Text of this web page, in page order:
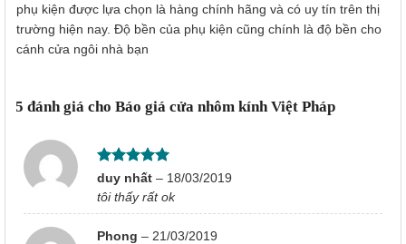
phụ kiện được lựa chọn là hàng chính hãng và có uy tín trên thị
trường hiện nay. Độ bền của phụ kiện cũng chính là độ bền cho
cánh cửa ngôi nhà bạn
15 đánh giá cho Báo giá cửa nhôm kính Việt Pháp
Được xếp
hạng5
5
sao
duy nhất– 18/03/2019
tôi thấy rất ok
Phong– 21/03/2019